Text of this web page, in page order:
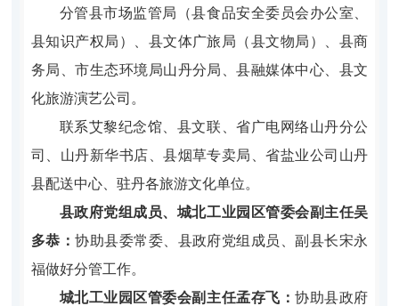
分管县市场监管局（县食品安全委员会办公室、
县知识产权局）、县文体广旅局（县文物局）、县商
务局、市生态环境局山丹分局、县融媒体中心、县文
化旅游演艺公司。
联系艾黎纪念馆、县文联、省广电网络山丹分公
司、山丹新华书店、县烟草专卖局、省盐业公司山丹
县配送中心、驻丹各旅游文化单位。
县政府党组成员、城北工业园区管委会副主任吴
多恭：协助县委常委、县政府党组成员、副县长宋永
福做好分管工作。
城北工业园区管委会副主任孟存飞：协助县政府